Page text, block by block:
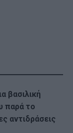
βασιλική
παρά το
αντιδράσεις